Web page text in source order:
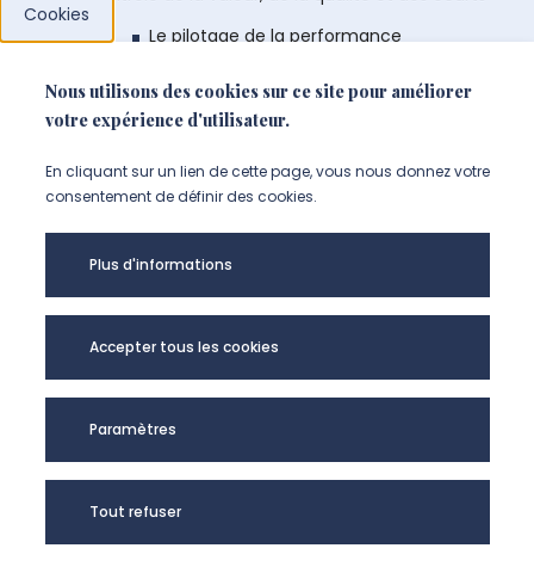
Le pilotage de la performance
Le contrôle de gestion, c’est très simple quand on
est bien guidé !
Cookies
Nous utilisons des cookies sur ce site pour améliorer
votre expérience d'utilisateur.
En cliquant sur un lien de cette page, vous nous donnez votre
consentement de définir des cookies.
Plus d'informations
Accepter tous les cookies
Paramètres
Tout refuser